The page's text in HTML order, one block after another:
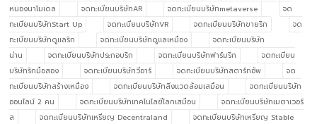
หนองนาโมเดล
จดทะเบียนบริษัทAR จดทะเบียนบริษัทmetaverse
จด
ทะเบียนบริษัทStart Up
จดทะเบียนบริษัทVR จดทะเบียนบริษัทขายริก
จด
ทะเบียนบริษัทดูแลริก
จดทะเบียนบริษัทดูแลเหมือง
จดทะเบียนบริษัท
น่าน
จดทะเบียนบริษัทประกอบริก จดทะเบียนบริษัทฟาร์มริก
จดทะเบียน
บริษัทริกมือสอง
จดทะเบียนบริษัทวีอาร์ จดทะเบียนบริษัทสตาร์ทอัพ
จด
ทะเบียนบริษัทสร้างเหมือง
จดทะเบียนบริษัทสิ่งแวดล้อมเสมือน
จดทะเบียนบริษัท
ออนไลน์ 2 คน
จดทะเบียนบริษัทเทคโนโลยีโลกเสมือน
จดทะเบียนบริษัทเมตาเวอร์
ส
จดทะเบียนบริษัทเหรียญ Decentraland
จดทะเบียนบริษัทเหรียญ Stable